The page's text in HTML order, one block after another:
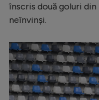
înscris două goluri
neînvinși.